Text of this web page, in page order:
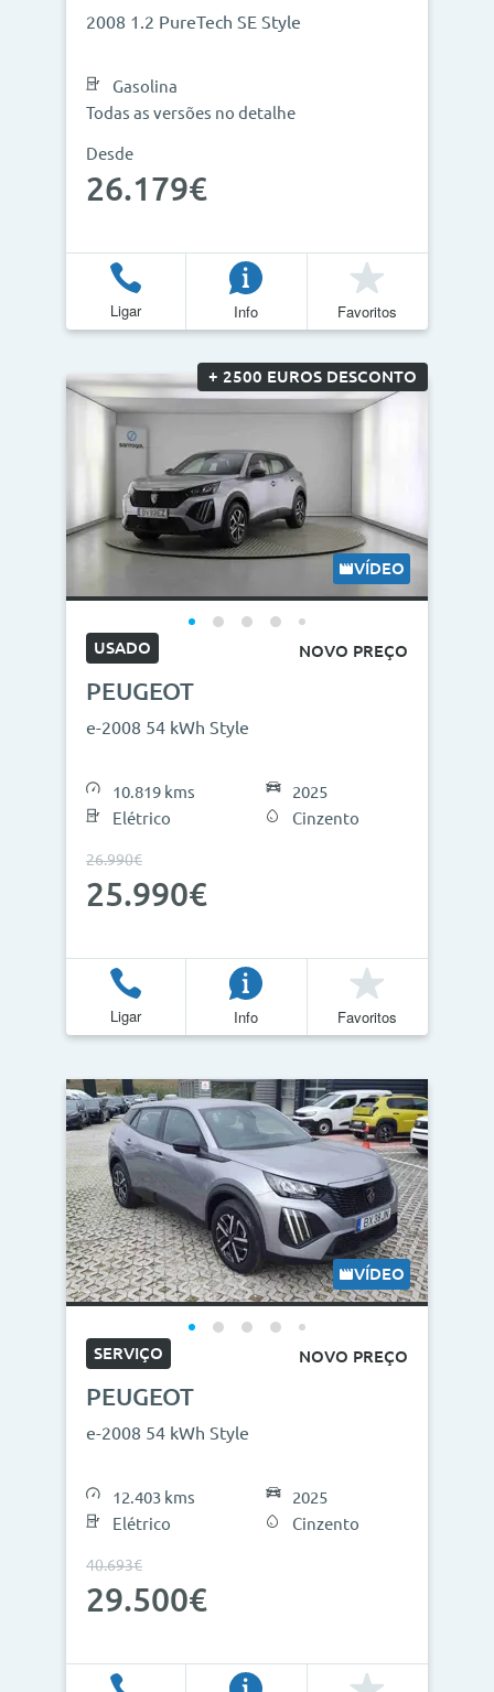
2008 1.2 PureTech SE Style
Gasolina
Todas as versões no detalhe
Desde
26.179€
Ligar Info Favoritos
+ 2500 EUROS DESCONTO
VÍDEO
USADO NOVO PREÇO
PEUGEOT
e-2008 54 kWh Style
10.819 kms
Elétrico
2025
Cinzento
26.990€
25.990€
Ligar Info Favoritos
VÍDEO
SERVIÇO NOVO PREÇO
PEUGEOT
e-2008 54 kWh Style
12.403 kms
Elétrico
2025
Cinzento
40.693€
29.500€